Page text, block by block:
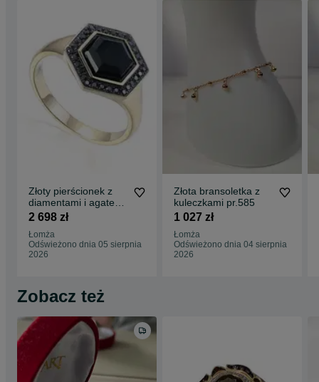
Złoty pierścionek z
diamentami i agatem
ADIAMO R84082 Y
2 698 zł
Łomża
Odświeżono dnia 05 sierpnia
2026
Złota bransoletka z
kuleczkami pr.585
1 027 zł
Łomża
Odświeżono dnia 04 sierpnia
2026
Zobacz też